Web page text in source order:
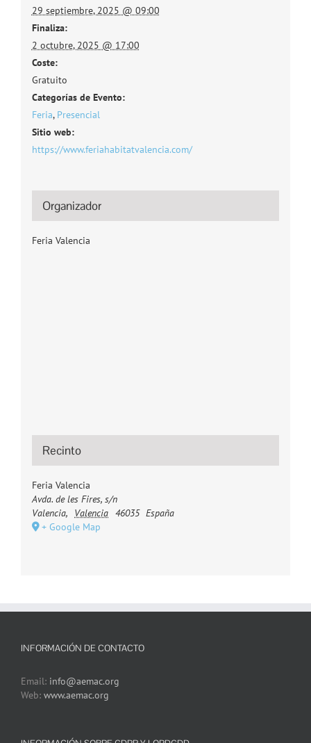
29 septiembre, 2025 @ 09:00
Finaliza:
2 octubre, 2025 @ 17:00
Coste:
Gratuito
Categorías de Evento:
Feria, Presencial
Sitio web:
https://www.feriahabitatvalencia.com/
Organizador
Feria Valencia
Recinto
Feria Valencia
Avda. de les Fires, s/n
Valencia, Valencia 46035 España
+ Google Map
INFORMACIÓN DE CONTACTO
Email: info@aemac.org
Web: www.aemac.org